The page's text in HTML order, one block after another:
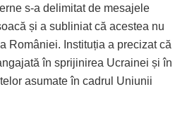
s-a delimitat de mesajele
și a subliniat că acestea nu
României. Instituția a precizat că
în sprijinirea Ucrainei și în
asumate în cadrul Uniunii